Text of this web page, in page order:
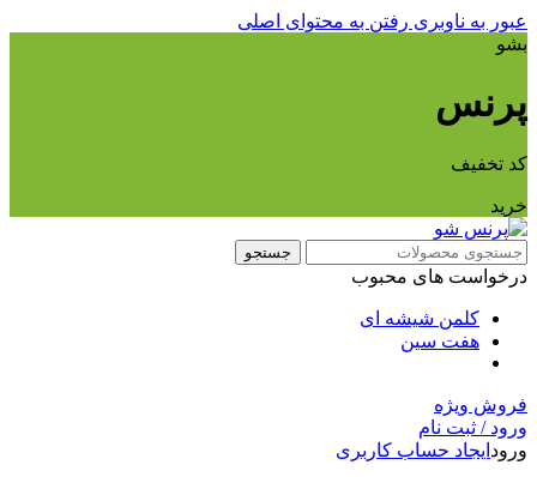
عبور به ناوبری رفتن به محتوای اصلی
بشو
پرنس
کد تخفیف
خرید
جستجو
درخواست های محبوب
کلمن شیشه ای
هفت سین
فروش ویژه
ورود / ثبت نام
ورود ایجاد حساب کاربری